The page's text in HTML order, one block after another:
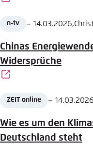
n-tv Date
– 14.03.2026,
Author
Chinas
Widersprüche
ZEIT online Date
– 14.03.2026
Author
Wie es um den
Deutschland steht